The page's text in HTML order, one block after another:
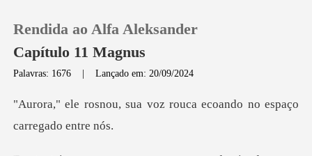
0
Rendida ao Alfa Aleksander
Capítulo 11 Magnus
Palavras: 1676 |Lançado em: 20/09/2024
a voz rouca ecoando no e